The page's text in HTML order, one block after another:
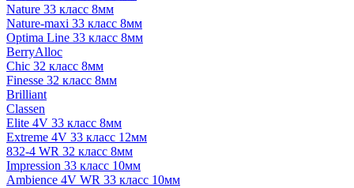
Nature 33 класс 8мм
Nature-maxi 33 класс 8мм
Optima Line 33 класс 8мм
BerryAlloc
Chic 32 класс 8мм
Finesse 32 класс 8мм
Brilliant
Classen
Elite 4V 33 класс 8мм
Extreme 4V 33 класс 12мм
832-4 WR 32 класс 8мм
Impression 33 класс 10мм
Ambience 4V WR 33 класс 10мм